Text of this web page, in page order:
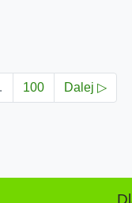
100 Dalej ▷